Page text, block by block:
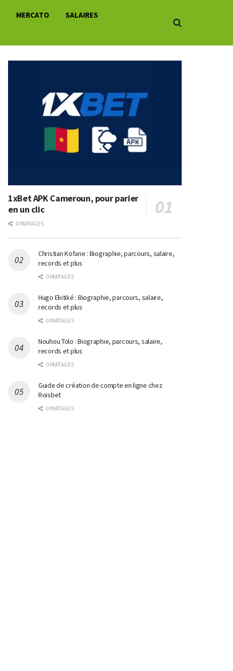
MERCATO
SALAIRES
1xBet APK Cameroun, pour parier
en un clic
0 PARTAGES
Christian Kofane : Biographie, parcours, salaire,
records et plus
0 PARTAGES
Hugo Ekitiké : Biographie, parcours, salaire,
records et plus
0 PARTAGES
Nouhou Tolo : Biographie, parcours, salaire,
records et plus
0 PARTAGES
Guide de création de compte en ligne chez
Roisbet
0 PARTAGES